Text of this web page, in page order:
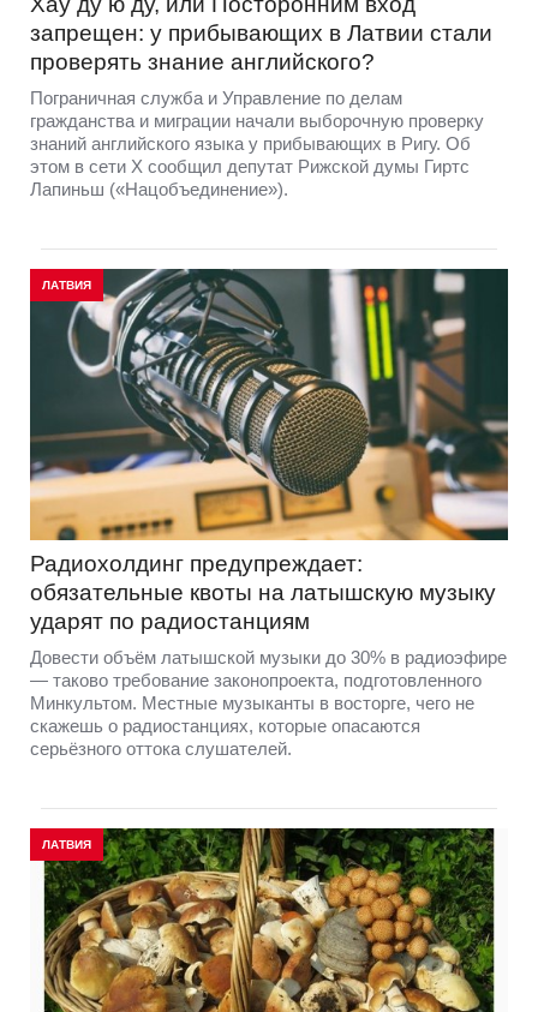
запрещен: у прибывающих в Латвии стали
проверять знание английского?
Пограничная служба и Управление по делам
гражданства и миграции начали выборочную проверку
знаний английского языка у прибывающих в Ригу. Об
этом в сети Х сообщил депутат Рижской думы Гиртс
Лапиньш («Нацобъединение»).
ЛАТВИЯ
Радиохолдинг предупреждает:
обязательные квоты на латышскую музыку
ударят по радиостанциям
Довести объём латышской музыки до 30% в радиоэфире
— таково требование законопроекта, подготовленного
Минкультом. Местные музыканты в восторге, чего не
скажешь о радиостанциях, которые опасаются
серьёзного оттока слушателей.
ЛАТВИЯ